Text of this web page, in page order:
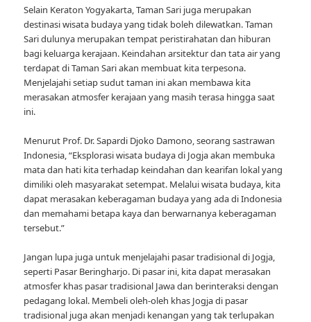
Selain Keraton Yogyakarta, Taman Sari juga merupakan
destinasi wisata budaya yang tidak boleh dilewatkan. Taman
Sari dulunya merupakan tempat peristirahatan dan hiburan
bagi keluarga kerajaan. Keindahan arsitektur dan tata air yang
terdapat di Taman Sari akan membuat kita terpesona.
Menjelajahi setiap sudut taman ini akan membawa kita
merasakan atmosfer kerajaan yang masih terasa hingga saat
ini.
Menurut Prof. Dr. Sapardi Djoko Damono, seorang sastrawan
Indonesia, “Eksplorasi wisata budaya di Jogja akan membuka
mata dan hati kita terhadap keindahan dan kearifan lokal yang
dimiliki oleh masyarakat setempat. Melalui wisata budaya, kita
dapat merasakan keberagaman budaya yang ada di Indonesia
dan memahami betapa kaya dan berwarnanya keberagaman
tersebut.”
Jangan lupa juga untuk menjelajahi pasar tradisional di Jogja,
seperti Pasar Beringharjo. Di pasar ini, kita dapat merasakan
atmosfer khas pasar tradisional Jawa dan berinteraksi dengan
pedagang lokal. Membeli oleh-oleh khas Jogja di pasar
tradisional juga akan menjadi kenangan yang tak terlupakan